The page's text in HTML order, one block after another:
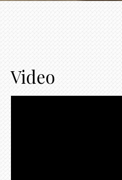
Video